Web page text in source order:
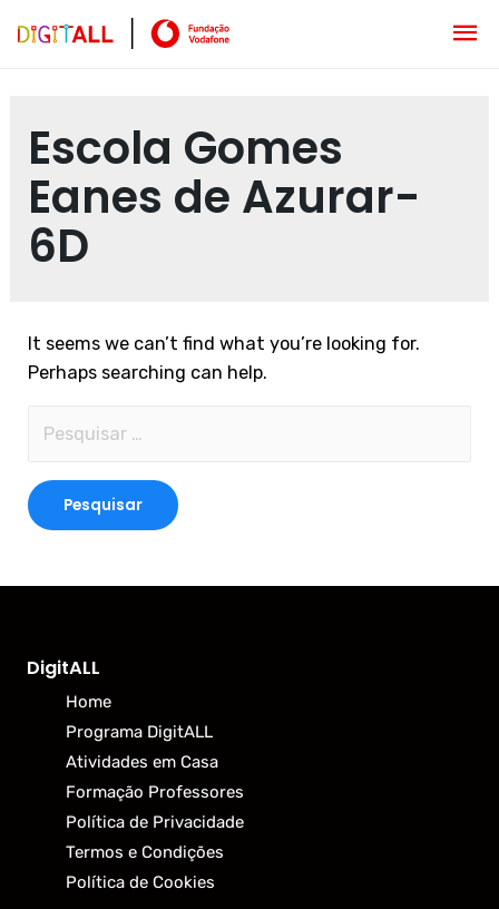
Escola Gomes
Eanes de Azurar-
6D
It seems we can’t find what you’re looking for.
Perhaps searching can help.
DigitALL
Home
Programa DigitALL
Atividades em Casa
Formação Professores
Política de Privacidade
Termos e Condições
Política de Cookies